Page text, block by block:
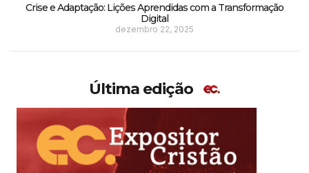
Crise e Adaptação: Lições Aprendidas com a Transformação
Digital
dezembro 22, 2025
Última edição